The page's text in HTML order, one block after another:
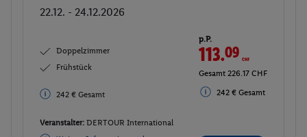
22.12. - 24.12.2026
Doppelzimmer
Frühstück
242 € Gesamt
p.P.
113.09CHF
Gesamt 226.17 CHF
242 € Gesamt
Veranstalter: DERTOUR International